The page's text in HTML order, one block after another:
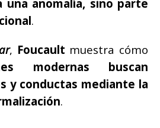
una anomalía, sino parte
.
, Foucault muestra cómo
modernas buscan
y conductas mediante la
.